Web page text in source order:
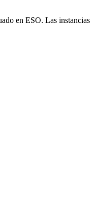
en ESO. Las instancias